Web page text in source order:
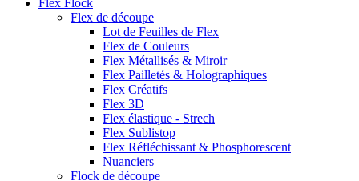
Flex Flock
Flex de découpe
Lot de Feuilles de Flex
Flex de Couleurs
Flex Métallisés & Miroir
Flex Pailletés & Holographiques
Flex Créatifs
Flex 3D
Flex élastique - Strech
Flex Sublistop
Flex Réfléchissant & Phosphorescent
Nuanciers
Flock de découpe